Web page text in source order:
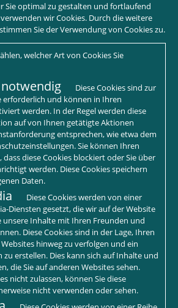
Sie optimal zu gestalten und fortlaufend
wir Cookies. Durch die weitere
Sie der Verwendung von Cookies zu.
welcher Art von Cookies Sie
Diese Cookies sind zur
erforderlich und können in Ihren
werden. In der Regel werden diese
auf von Ihnen getätigte Aktionen
entsprechen, wie etwa dem
Sie können Ihren
dass diese Cookies blockiert oder Sie über
werden. Diese Cookies speichern
Daten.
Diese Cookies werden von einer
Diensten gesetzt, die wir auf der Website
unsere Inhalte mit Ihren Freunden und
Diese Cookies sind in der Lage, Ihren
hinweg zu verfolgen und ein
erstellen. Dies kann sich auf Inhalte und
die Sie auf anderen Websites sehen.
nicht zulassen, können Sie diese
nicht verwenden oder sehen.